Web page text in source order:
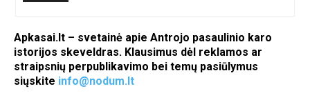
Apkasai.lt – svetainė apie Antrojo pasaulinio karo
istorijos skeveldras. Klausimus dėl reklamos ar
straipsnių perpublikavimo bei temų pasiūlymus
siųskite info@nodum.lt